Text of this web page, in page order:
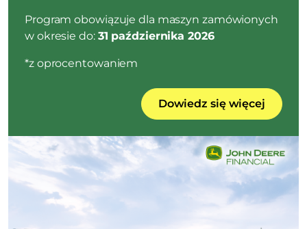
Program obowiązuje dla maszyn zamówionych
w okresie do: 31 października 2026
*z oprocentowaniem
Dowiedz się więcej